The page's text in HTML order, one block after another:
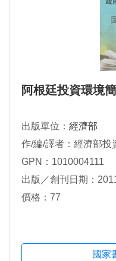
阿根廷投資環境
出版單位： 經濟部
作/編/譯者：經濟部投
GPN：1010004111
出版／創刊日期：
價格：77
國家